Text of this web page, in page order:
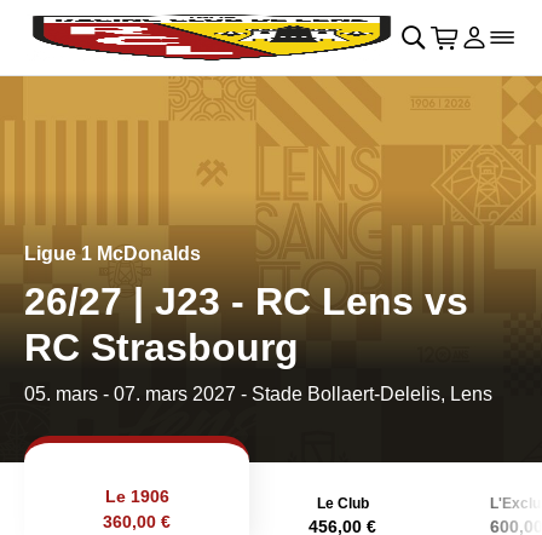
Retour au menu principal􀄫
􀊫 Cart
􀍩 Se
􀉩􀌇
Ligue 1 McDonalds
26/27 | J23 - RC Lens vs
RC Strasbourg
05. mars - 07. mars 2027 - Stade Bollaert-Delelis, Lens
Le 1906
360,00 €
Le Club
456,00 €